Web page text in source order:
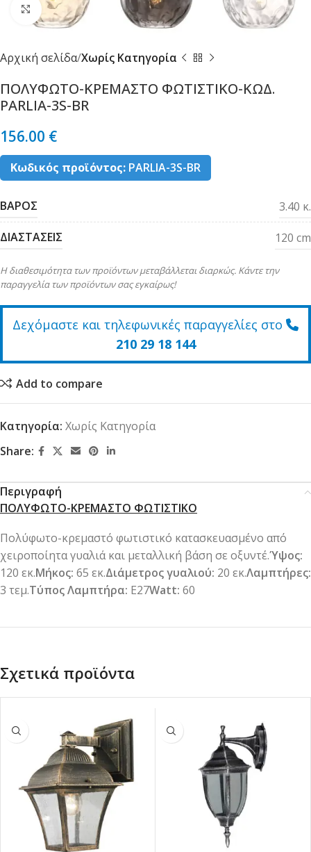
Κλικ για μεγέθυνση
Αρχική σελίδα Χωρίς Κατηγορία
ΠΟΛΥΦΩΤΟ-ΚΡΕΜΑΣΤΟ ΦΩΤΙΣΤΙΚΟ-ΚΩΔ.
PARLIA-3S-BR
156.00 €
Κωδικός προϊόντος: PARLIA-3S-BR
ΒΑΡΟΣ 3.40 κ.
ΔΙΑΣΤΑΣΕΙΣ 120 cm
Η διαθεσιμότητα των προϊόντων μεταβάλλεται διαρκώς. Κάντε την
παραγγελία των προϊόντων σας εγκαίρως!
Δεχόμαστε και τηλεφωνικές παραγγελίες στο
210 29 18 144
Add to compare
Κατηγορία: Χωρίς Κατηγορία
Share:
Περιγραφή
ΠΟΛΥΦΩΤΟ-ΚΡΕΜΑΣΤΟ ΦΩΤΙΣΤΙΚΟ
Πολύφωτο-κρεμαστό φωτιστικό κατασκευασμένο από
χειροποίητα γυαλιά και μεταλλική βάση σε οξυντέ.Ύψος:
120 εκ.Μήκος: 65 εκ.Διάμετρος γυαλιού: 20 εκ.Λαμπτήρες:
3 τεμ.Τύπος Λαμπτήρα: Ε27Watt: 60
Σχετικά προϊόντα